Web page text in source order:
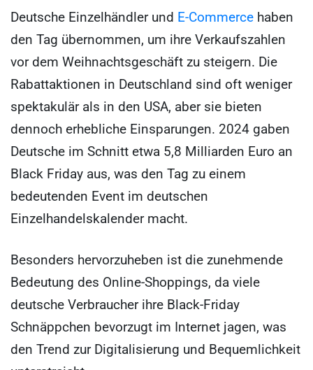
Deutsche Einzelhändler und E-Commerce haben
den Tag übernommen, um ihre Verkaufszahlen
vor dem Weihnachtsgeschäft zu steigern. Die
Rabattaktionen in Deutschland sind oft weniger
spektakulär als in den USA, aber sie bieten
dennoch erhebliche Einsparungen. 2024 gaben
Deutsche im Schnitt etwa 5,8 Milliarden Euro an
Black Friday aus, was den Tag zu einem
bedeutenden Event im deutschen
Einzelhandelskalender macht.
Besonders hervorzuheben ist die zunehmende
Bedeutung des Online-Shoppings, da viele
deutsche Verbraucher ihre Black-Friday
Schnäppchen bevorzugt im Internet jagen, was
den Trend zur Digitalisierung und Bequemlichkeit